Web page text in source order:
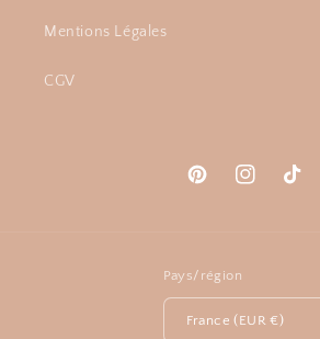
Mentions Légales
CGV
PinterestInstagramTikTok
Pays/région
France (EUR €)